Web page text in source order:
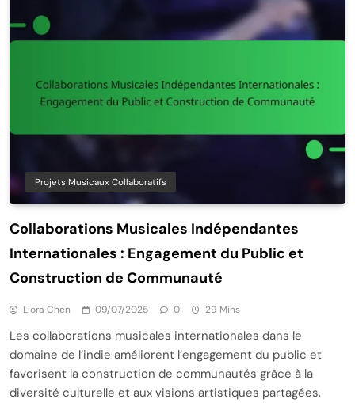
Projets Musicaux Collaboratifs
Collaborations Musicales Indépendantes
Internationales : Engagement du Public et
Construction de Communauté
Liora Chen 09/07/2025 0 29 Mins
Les collaborations musicales internationales dans le
domaine de l’indie améliorent l’engagement du public et
favorisent la construction de communautés grâce à la
diversité culturelle et aux visions artistiques partagées.